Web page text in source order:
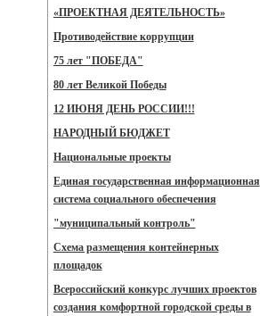
«ПРОЕКТНАЯ ДЕЯТЕЛЬНОСТЬ»
Противодействие коррупции
75 лет "ПОБЕДА"
80 лет Великой Победы
12 ИЮНЯ ДЕНЬ РОССИИ!!!
НАРОДНЫЙ БЮДЖЕТ
Национальные проекты
Единая государственная информационная
система социального обеспечения
"муниципальный контроль"
Схема размещения контейнерных
площадок
Всероссийский конкурс лучших проектов
создания комфортной городской среды в